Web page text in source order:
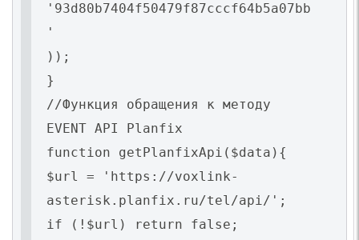
'93d80b7404f50479f87cccf64b5a07bb
'
));
}
//Функция обращения к методу
EVENT API Planfix
function getPlanfixApi($data){
$url = 'https://voxlink-
asterisk.planfix.ru/tel/api/';
if (!$url) return false;